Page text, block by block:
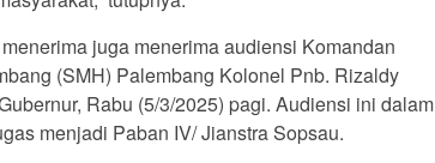
juga menerima audiensi Komandan
(SMH) Palembang Kolonel Pnb. Rizaldy
Rabu (5/3/2025) pagi. Audiensi ini dalam
menjadi Paban IV/ Jianstra Sopsau.